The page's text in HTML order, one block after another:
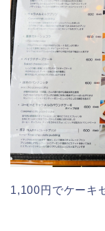
1,100円でケーキ